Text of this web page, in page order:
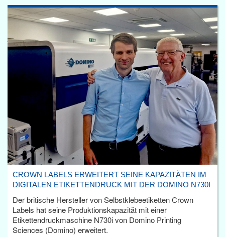
CROWN LABELS ERWEITERT SEINE KAPAZITÄTEN IM
DIGITALEN ETIKETTENDRUCK MIT DER DOMINO N730I
Der britische Hersteller von Selbstklebeetiketten Crown
Labels hat seine Produktionskapazität mit einer
Etikettendruckmaschine N730i von Domino Printing
Sciences (Domino) erweitert.